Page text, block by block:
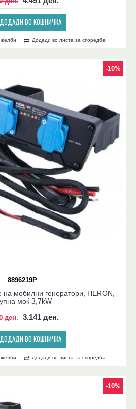
ДОДАДИ ВО КОШНИЧКА
Додади во листа за споредба
8896219P
-10%
на мобилни генератори, HERON,
моќ 3,7kW
ден. 3.141 ден.
ДОДАДИ ВО КОШНИЧКА
Додади во листа за споредба
-10%